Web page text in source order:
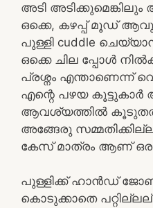
അടി
ഒക്കെ, കഴപ്പ് മൂഡ്
പുള്ളി cuddle
ഒക്കെ ചില പ്പോൾ
പ്രശ്നം എന്താണെന്ന്
എന്റെ പഴയ
ആവശ്യത്തിൽ കൂടുതൽ
അങ്ങേരു
കേസ് മാത്രം ആണ്
പുള്ളിക്ക് ഹാൻഡ്
കൊടുക്കാതെ